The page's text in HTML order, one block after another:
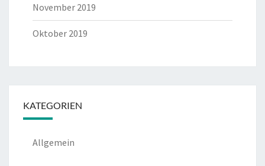
November 2019
Oktober 2019
KATEGORIEN
Allgemein